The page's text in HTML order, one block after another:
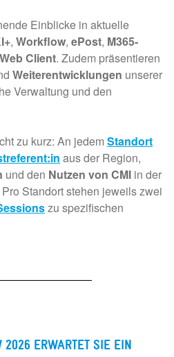
Einblicke in aktuelle
, Workflow, ePost, M365-
Client. Zudem präsentieren
Weiterentwicklungen unserer
Verwaltung und den
zu kurz: An jedem Standort
aus der Region,
und den Nutzen von CMI in der
Standort stehen jeweils zwei
zu spezifischen
2026 ERWARTET SIE EIN